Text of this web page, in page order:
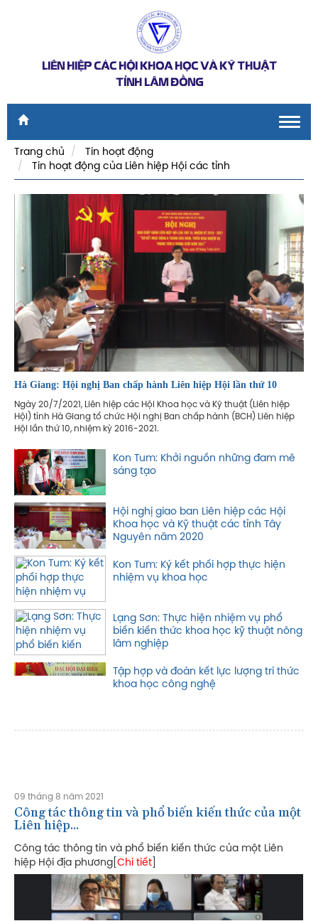
LIÊN HIỆP CÁC HỘI KHOA HỌC VÀ KỸ THUẬT
TỈNH LÂM ĐỒNG
Trang chủ
Tin hoạt động
Tin hoạt động của Liên hiệp Hội các tỉnh
Hà Giang: Hội nghị Ban chấp hành Liên hiệp Hội lần thứ 10
Ngày 20/7/2021, Liên hiệp các Hội Khoa học và Kỹ thuật (Liên hiệp
Hội) tỉnh Hà Giang tổ chức Hội nghị Ban chấp hành (BCH) Liên hiệp
Hội lần thứ 10, nhiệm kỳ 2016-2021.
Kon Tum: Khởi nguồn những đam mê
sáng tạo
Hội nghị giao ban Liên hiệp các Hội
Khoa học và Kỹ thuật các tỉnh Tây
Nguyên năm 2020
Kon Tum: Ký kết phối hợp thực hiện
nhiệm vụ khoa học
Lạng Sơn: Thực hiện nhiệm vụ phổ
biến kiến thức khoa học kỹ thuật nông
lâm nghiệp
Tập hợp và đoàn kết lực lượng trí thức
khoa học công nghệ
09 tháng 8 năm 2021
Công tác thông tin và phổ biến kiến thức của một
Liên hiệp...
Công tác thông tin và phổ biến kiến thức của một Liên
hiệp Hội địa phương[ Chi tiết